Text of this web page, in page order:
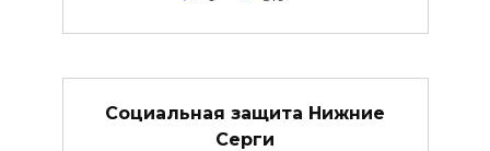
Социальная защита Нижние
Серги